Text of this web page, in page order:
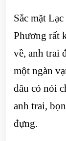
Sắc mặt
Phương rất
về, anh trai
một ngàn
dâu có nói
anh trai,
đựng.